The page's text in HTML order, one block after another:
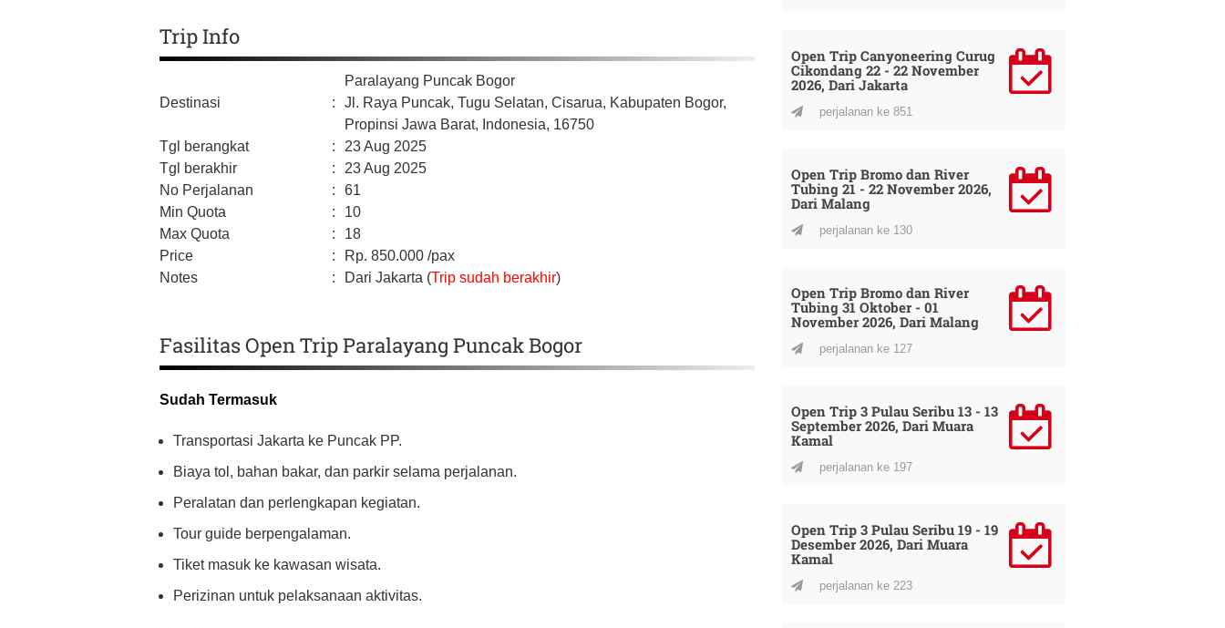
Trip Info
Destinasi :
Paralayang Puncak Bogor
Jl. Raya Puncak, Tugu Selatan, Cisarua, Kabupaten Bogor,
Propinsi Jawa Barat, Indonesia, 16750
Tgl berangkat
:
23 Aug 2025
Tgl berakhir
:
23 Aug 2025
No Perjalanan
:
61
Min Quota
:
10
Max Quota
:
18
Price
: Rp. 850.000 /pax
Notes
: Dari Jakarta (Trip sudah berakhir)
Fasilitas Open Trip Paralayang Puncak Bogor
Sudah Termasuk
Transportasi Jakarta ke Puncak PP.
Biaya tol, bahan bakar, dan parkir selama perjalanan.
Peralatan dan perlengkapan kegiatan.
Tour guide berpengalaman.
Tiket masuk ke kawasan wisata.
Perizinan untuk pelaksanaan aktivitas.
Open Trip Canyoneering Curug
Cikondang 22 - 22 November
2026, Dari Jakarta
perjalanan ke 851
Open Trip Bromo dan River
Tubing 21 - 22 November 2026,
Dari Malang
perjalanan ke 130
Open Trip Bromo dan River
Tubing 31 Oktober - 01
November 2026, Dari Malang
perjalanan ke 127
Open Trip 3 Pulau Seribu 13 - 13
September 2026, Dari Muara
Kamal
perjalanan ke 197
Open Trip 3 Pulau Seribu 19 - 19
Desember 2026, Dari Muara
Kamal
perjalanan ke 223